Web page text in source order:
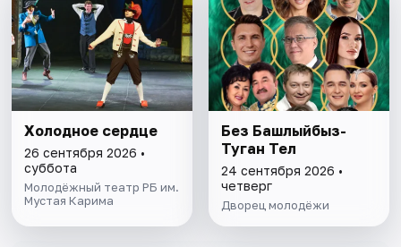
Холодное сердце
26 сентября 2026 •
суббота
Молодёжный театр РБ им.
Мустая Карима
Без Башлыйбыз-
Туган Тел
24 сентября 2026 •
четверг
Дворец молодёжи